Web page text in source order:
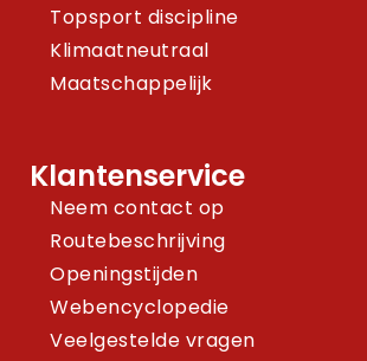
Topsport discipline
Klimaatneutraal
Maatschappelijk
Klantenservice
Neem contact op
Routebeschrijving
Openingstijden
Webencyclopedie
Veelgestelde vragen